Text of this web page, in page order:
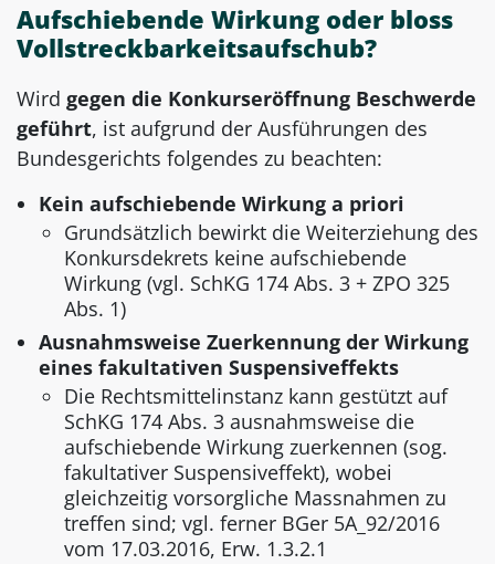
Aufschiebende Wirkung oder bloss
Vollstreckbarkeitsaufschub?
Wird gegen die Konkurseröffnung Beschwerde
geführt, ist aufgrund der Ausführungen des
Bundesgerichts folgendes zu beachten:
Kein aufschiebende Wirkung a priori
Grundsätzlich bewirkt die Weiterziehung des
Konkursdekrets keine aufschiebende
Wirkung (vgl. SchKG 174 Abs. 3 + ZPO 325
Abs. 1)
Ausnahmsweise Zuerkennung der Wirkung
eines fakultativen Suspensiveffekts
Die Rechtsmittelinstanz kann gestützt auf
SchKG 174 Abs. 3 ausnahmsweise die
aufschiebende Wirkung zuerkennen (sog.
fakultativer Suspensiveffekt), wobei
gleichzeitig vorsorgliche Massnahmen zu
treffen sind; vgl. ferner BGer 5A_92/2016
vom 17.03.2016, Erw. 1.3.2.1